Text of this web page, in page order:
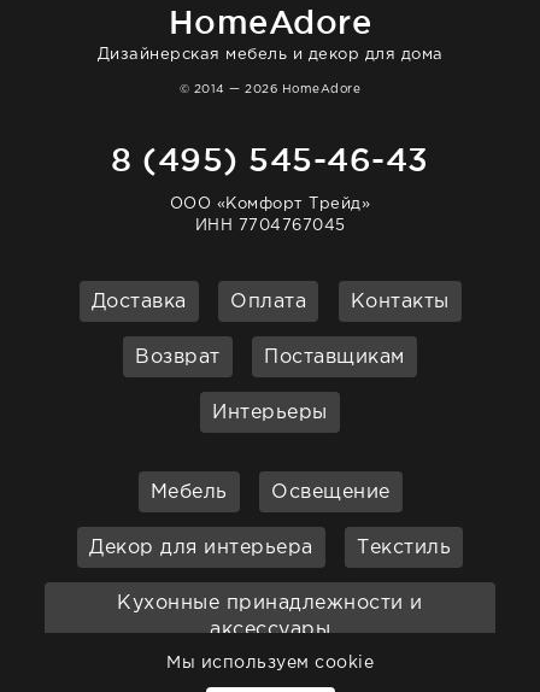
HomeAdore
Дизайнерская мебель и декор для дома
© 2014 — 2026 HomeAdore
8 (495) 545-46-43
ООО «Комфорт Трейд»
ИНН 7704767045
Доставка Оплата Контакты
Возврат Поставщикам
Интерьеры
Мебель Освещение
Декор для интерьера Текстиль
Кухонные принадлежности и
аксессуары
Ванная Садовая мебель
Мы используем cookie